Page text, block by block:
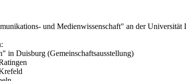
und Medienwissenschaft" an der Universität
in Duisburg (Gemeinschaftsausstellung)